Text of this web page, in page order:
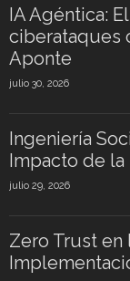
IA Agéntica:
ciberataques
Aponte
julio 30, 2026
Ingeniería
Impacto de la
julio 29, 2026
Zero Trust en